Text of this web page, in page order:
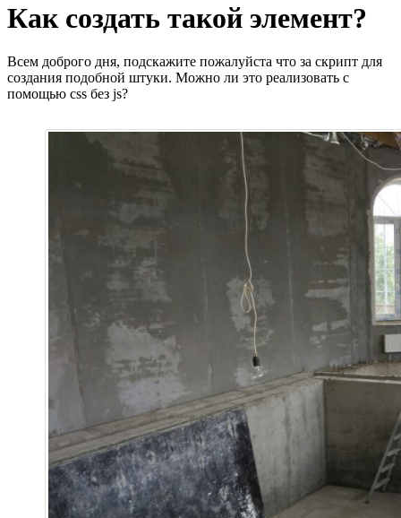
Как создать такой элемент?
Всем доброго дня, подскажите пожалуйста что за скрипт для
создания подобной штуки. Можно ли это реализовать с
помощью css без js?